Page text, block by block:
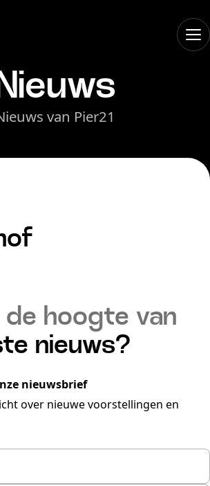
van Pier21
hoogte van
nieuws?
nieuwsbrief
over nieuwe voorstellingen en